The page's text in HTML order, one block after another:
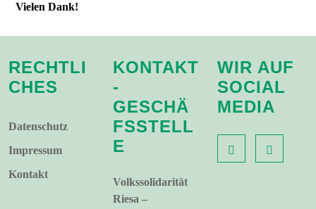
Vielen Dank!
RECHTLI
CHES
Datenschutz
Impressum
Kontakt
KONTAKT
-
GESCHÄ
FSSTELL
E
Volkssolidarität
Riesa –
WIR AUF
SOCIAL
MEDIA